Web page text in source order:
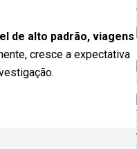
de alto padrão, viagens
cresce a expectativa